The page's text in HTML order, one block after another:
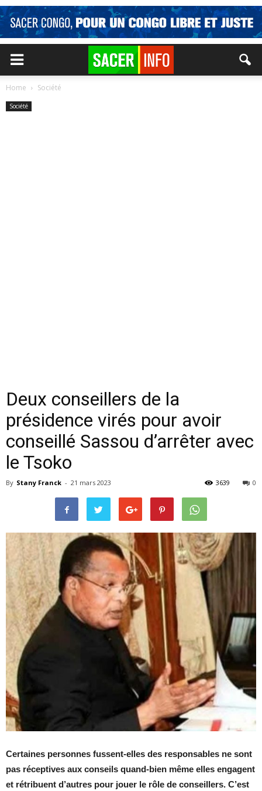
Home Société
Société
Deux conseillers de la
présidence virés pour avoir
conseillé Sassou d’arrêter avec
le Tsoko
By Stany Franck - 21 mars 2023 0
3639
Certaines personnes fussent-elles des responsables ne sont
pas réceptives aux conseils quand-bien même elles engagent
et rétribuent d’autres pour jouer le rôle de conseillers. C’est